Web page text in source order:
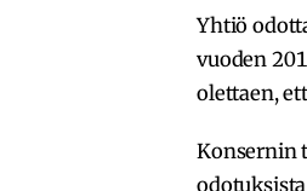
Yhtiö
vuoden
olettaen,
Konsernin